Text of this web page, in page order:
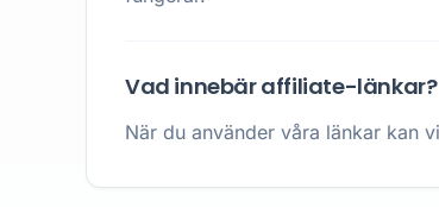
Vad innebär affiliate-länkar?
När du använder våra länkar kan